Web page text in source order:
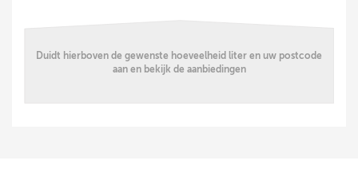
Duidt hierboven de gewenste hoeveelheid liter en uw postcode
aan en bekijk de aanbiedingen